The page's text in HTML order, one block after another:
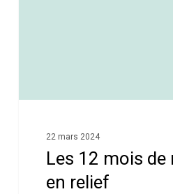
22 mars 2024
Les 12 mois de
en relief